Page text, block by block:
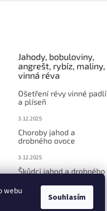
webu
Souhlasím
Jahody, bobuloviny,
angrešt, rybíz, maliny,
vinná réva
Ošetření révy vinné padlí
a plíseň
3.12.2025
Choroby jahod a
drobného ovoce
3.12.2025
Škůdci jahod a drobného